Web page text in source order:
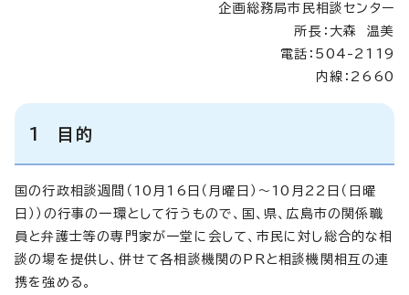
企画総務局市民相談センター
所長：大森 温美
電話：504-2119
内線：2660
1 目的
国の行政相談週間（10月16日（月曜日）～10月22日（日曜
日））の行事の一環として行うもので、国、県、広島市の関係職
員と弁護士等の専門家が一堂に会して、市民に対し総合的な相
談の場を提供し、併せて各相談機関のPRと相談機関相互の連
携を強める。